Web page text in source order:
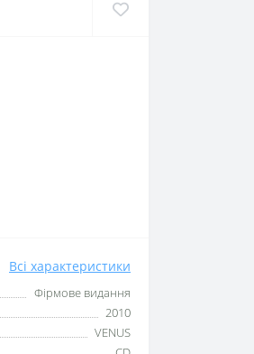
Всі характеристики
Фірмове видання
2010
VENUS